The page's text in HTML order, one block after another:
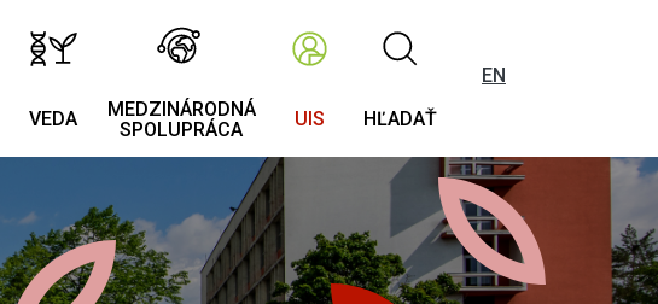
VEDA
MEDZINÁRODNÁ
SPOLUPRÁCA
UIS HĽADAŤ
EN